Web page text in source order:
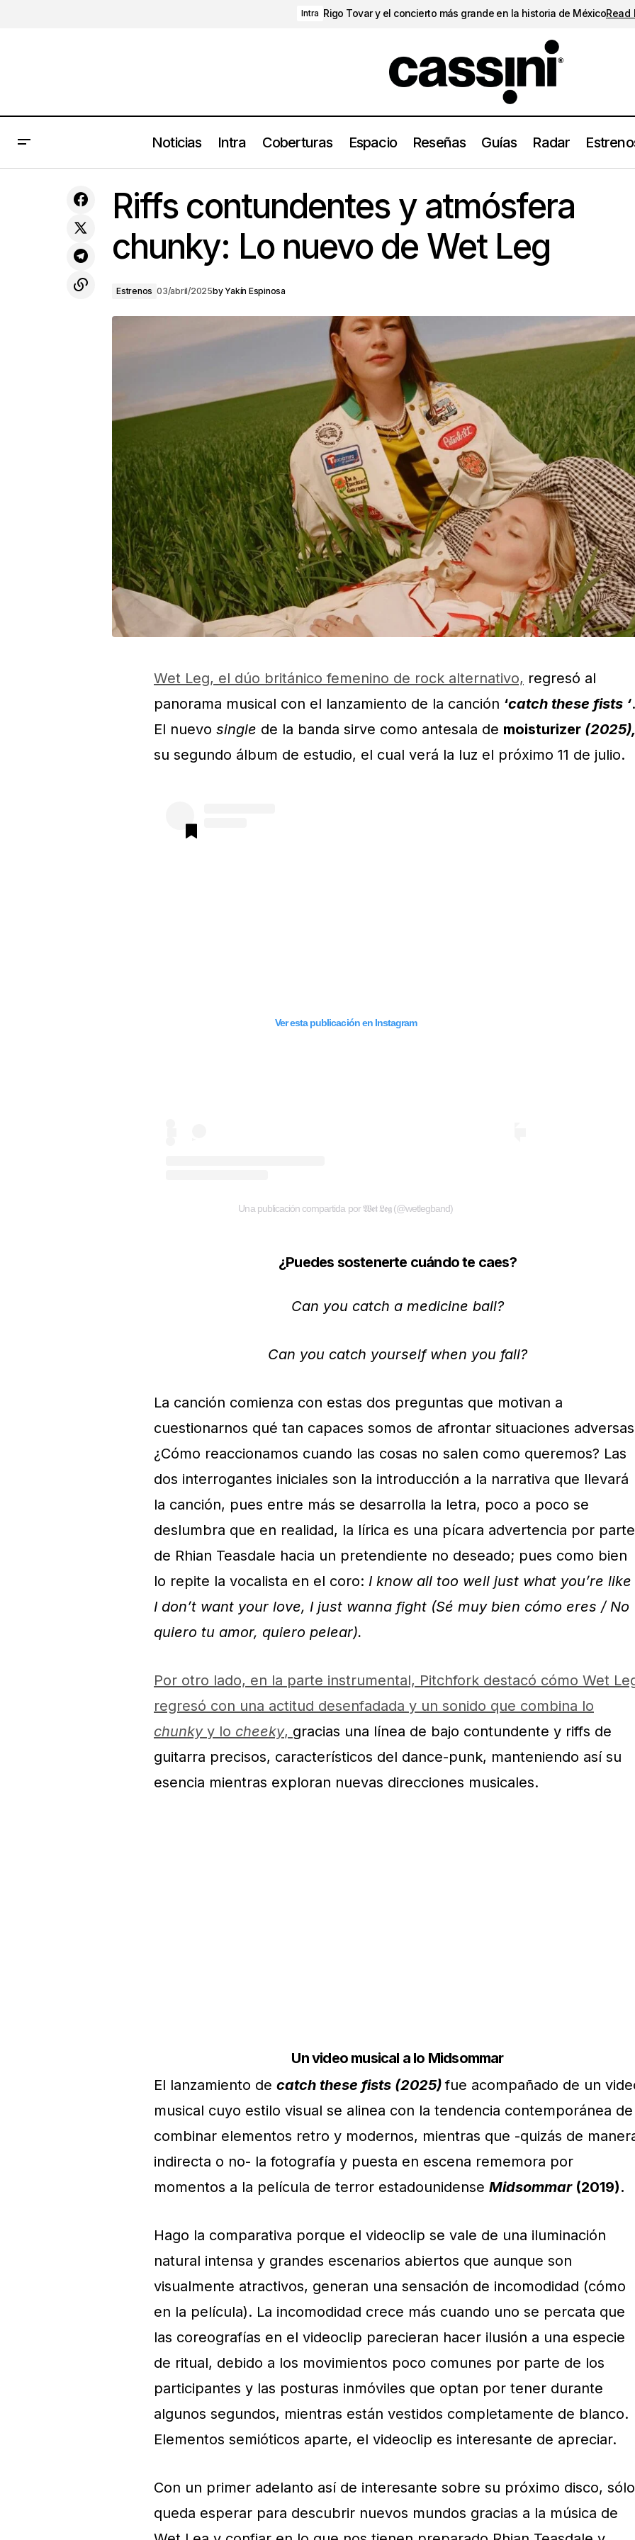
Intra Rigo Tovar y el concierto más grande en la historia de MéxicoRead
Noticias Intra Coberturas Espacio Reseñas Guías Radar
emoción del K-pop llega a Pa’l Norte
Riffs contundentes y atmósfera chunky: Lo nuevo de Wet
Riffs contundentes y atmósfera
chunky: Lo nuevo de Wet Leg
Estrenos 03/abril/2025byYakín Espinosa
Wet Leg, el dúo británico femenino de rock alternativo, regresó al
panorama musical con el lanzamiento de la canción ‘catch these fists ‘.
El nuevo single de la banda sirve como antesala de moisturizer (2025),
su segundo álbum de estudio, el cual verá la luz el próximo 11 de julio.
Ver esta publicación en Instagram
Una publicación compartida por 𝖂𝖊𝖙 𝕷𝖊𝖌 (@wetlegband)
¿Puedes sostenerte cuándo te caes?
Can you catch a medicine ball?
Can you catch yourself when you fall?
La canción comienza con estas dos preguntas que motivan a
cuestionarnos qué tan capaces somos de afrontar situaciones
¿Cómo reaccionamos cuando las cosas no salen como queremos? Las
dos interrogantes iniciales son la introducción a la narrativa que llevará
la canción, pues entre más se desarrolla la letra, poco a poco se
deslumbra que en realidad, la lírica es una pícara advertencia por parte
de Rhian Teasdale hacia un pretendiente no deseado; pues como bien
lo repite la vocalista en el coro: I know all too well just what you’re
I don’t want your love, I just wanna fight (Sé muy bien cómo eres / No
quiero tu amor, quiero pelear).
Por otro lado, en la parte instrumental, Pitchfork destacó cómo Wet
regresó con una actitud desenfadada y un sonido que combina lo
chunkyy lo cheeky, gracias una línea de bajo contundente y riffs de
guitarra precisos, característicos del dance-punk, manteniendo así su
esencia mientras exploran nuevas direcciones musicales.
Un video musical a lo Midsommar
El lanzamiento de catch these fists (2025)fue acompañado de un
musical cuyo estilo visual se alinea con la tendencia contemporánea de
combinar elementos retro y modernos, mientras que -quizás de
indirecta o no- la fotografía y puesta en escena rememora por
momentos a la película de terror estadounidense Midsommar (2019).
Hago la comparativa porque el videoclip se vale de una iluminación
natural intensa y grandes escenarios abiertos que aunque son
visualmente atractivos, generan una sensación de incomodidad (cómo
en la película). La incomodidad crece más cuando uno se percata que
las coreografías en el videoclip parecieran hacer ilusión a una especie
de ritual, debido a los movimientos poco comunes por parte de los
participantes y las posturas inmóviles que optan por tener durante
algunos segundos, mientras están vestidos completamente de blanco.
Elementos semióticos aparte, el videoclip es interesante de apreciar.
Con un primer adelanto así de interesante sobre su próximo disco, sólo
queda esperar para descubrir nuevos mundos gracias a la música de